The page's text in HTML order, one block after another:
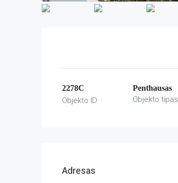
2278C
Objekto ID
Penthausas
Objekto tipas
Adresas